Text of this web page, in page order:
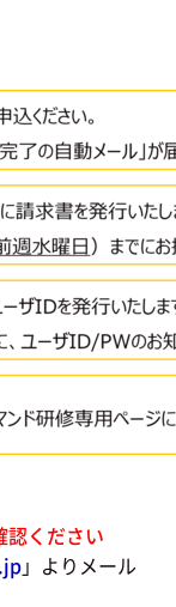
ください
」よりメール